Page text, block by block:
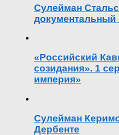
Сулейман
«Российский
созидания». 1
империя»
Сулейман
Дербенте